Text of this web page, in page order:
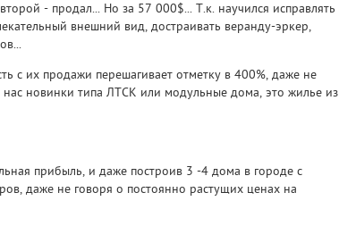
- продал... Но за 57 000$... Т.к. научился исправлять
внешний вид, достраивать веранду-эркер,
с их продажи перешагивает отметку в 400%, даже не
новинки типа ЛТСК или модульные дома, это жилье из
прибыль, и даже построив 3 -4 дома в городе с
даже не говоря о постоянно растущих ценах на